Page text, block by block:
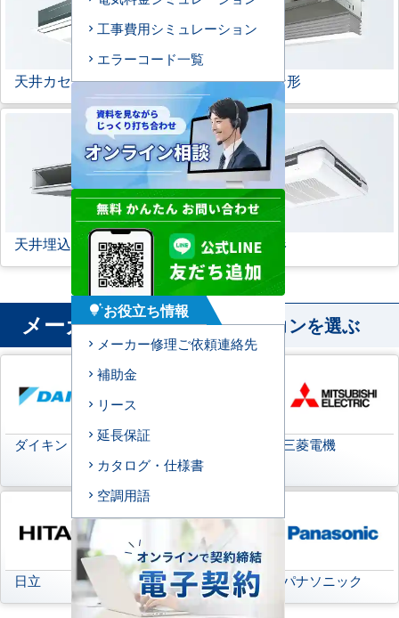
天井カセット形1方向 ビルトイン形
天井埋込ダクト形 天吊自在形
メーカー から業務用エアコンを選ぶ
ダイキン
日本キヤリア
(旧:東芝キヤリア)
三菱電機
日立 三菱重工 パナソニック
工事費用シミュレーション
エラーコード一覧
tips_and_updatesお役立ち情報
メーカー修理ご依頼連絡先
補助金
リース
延長保証
カタログ・仕様書
空調用語